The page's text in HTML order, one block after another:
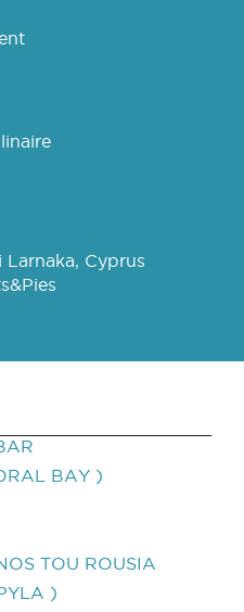
Cyprus
BAY )
TOU ROUSIA
)